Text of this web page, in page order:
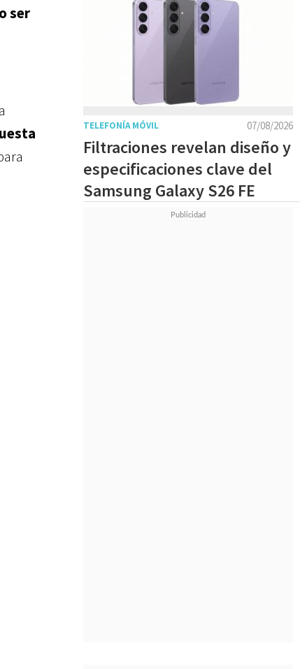
ser
07/08/2026
TELEFONÍA MÓVIL
Filtraciones revelan diseño y
especificaciones clave del
Samsung Galaxy S26 FE